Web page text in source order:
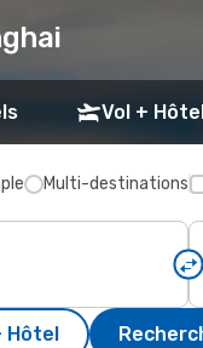
Vol +
Multi-destinations
Hôtel